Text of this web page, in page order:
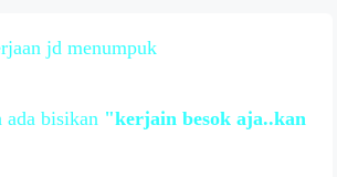
jd menumpuk
ada bisikan "kerjain besok aja..kan